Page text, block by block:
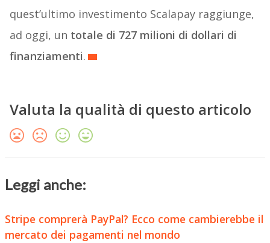
quest’ultimo investimento Scalapay raggiunge,
ad oggi, un totale di 727 milioni di dollari di
finanziamenti.
Valuta la qualità di questo articolo
Leggi anche:
Stripe comprerà PayPal? Ecco come cambierebbe il
mercato dei pagamenti nel mondo